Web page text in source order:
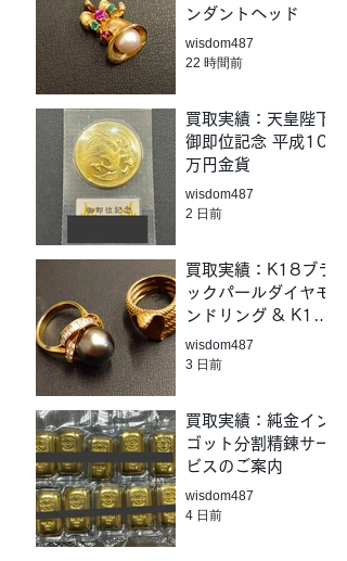
ンダントヘッド
wisdom487
22 時間前
買取実績：天皇陛下
御即位記念 平成10
万円金貨
wisdom487
2 日前
買取実績：K18ブラ
ックパールダイヤモ
ンドリング & K18
コブラモチーフリン
グ
wisdom487
3 日前
買取実績：純金イン
ゴット分割精錬サー
ビスのご案内
wisdom487
4 日前